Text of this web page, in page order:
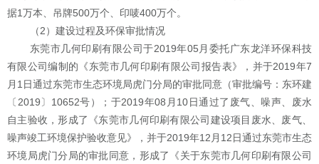
据1万本、吊牌500万个、印唛400万个。
（2）建设过程及环保审批情况
东莞市几何印刷有限公司于2019年05 月委托广东龙洋环保科技
有限公司编制的《东莞市几何印刷有限公司报告表》，并于2019年7
月 1 日通过东莞市生态环境局虎门分局的审批同意（审批编号：东环建
〔 2019〕 10652号）；于2019年08 月 10日通过了废气、噪声、废水
自主验收，形成了《东莞市几何印刷有限公司建设项目废水、废气、
噪声竣工环境保护验收意见》，并于2019年12 月 12日通过东莞市生态
环境局虎门分局的审批同意，形成了《关于东莞市几何印刷有限公司